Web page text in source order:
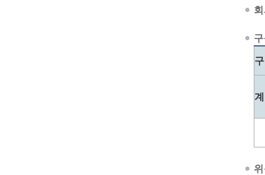
계